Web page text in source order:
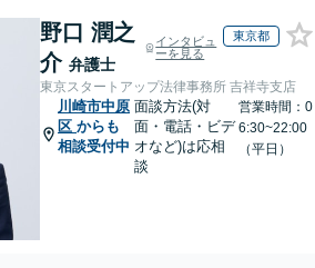
野口 潤之
介 弁護士
インタビュ
ーを見る
東京都
東京スタートアップ法律事務所 吉祥寺支店
川崎市中原
区 からも
相談受付中
面談方法(対
面・電話・ビデ
オなど)は応相
談
営業時間：0
6:30~22:00
（平日）